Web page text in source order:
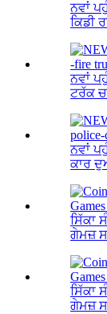
ਨਵਾਂ
ਕਿਡੀ
ਨਵਾਂ
ਟਰੱਕ
ਨਵਾਂ
ਕਾਰ
ਸਿੱਕਾ
ਗੇਮਜ਼
ਸਿੱਕਾ
ਗੇਮਜ਼